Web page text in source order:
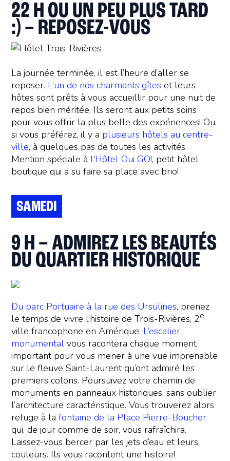
22 H OU UN PEU PLUS TARD
:) – REPOSEZ-VOUS
La journée terminée, il est l’heure d’aller se
reposer. L’un de nos charmants gîtes et leurs
hôtes sont prêts à vous accueillir pour une nuit de
repos bien méritée. Ils seront aux petits soins
pour vous offrir la plus belle des expériences! Ou,
si vous préférez, il y a plusieurs hôtels au centre-
ville, à quelques pas de toutes les activités.
Mention spéciale à l'Hôtel Oui GO!, petit hôtel
boutique qui a su faire sa place avec brio!
SAMEDI
9 H – ADMIREZ LES BEAUTÉS
DU QUARTIER HISTORIQUE
Du parc Portuaire à la rue des Ursulines, prenez
le temps de vivre l’histoire de Trois-Rivières, 2e
ville francophone en Amérique. L’escalier
monumental vous racontera chaque moment
important pour vous mener à une vue imprenable
sur le fleuve Saint-Laurent qu’ont admiré les
premiers colons. Poursuivez votre chemin de
monuments en panneaux historiques, sans oublier
l’architecture caractéristique. Vous trouverez alors
refuge à lafontaine de la Place Pierre-Boucher
qui, de jour comme de soir, vous rafraîchira.
Laissez-vous bercer par les jets d’eau et leurs
couleurs. Ils vous racontent une histoire!